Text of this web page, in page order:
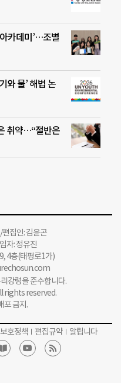
카데미’…조별
와 물’ 해법 논
취약…“절반은
집인: 김윤곤
자: 정유진
4층(태평로1가)
강령을 준수합니다.
rights reserved.
포 금지.
호정책 편집규약 알립니다